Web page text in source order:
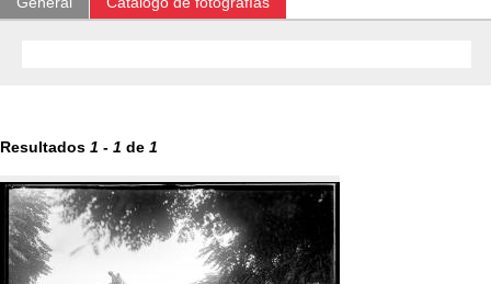
Resultados 1 - 1 de 1